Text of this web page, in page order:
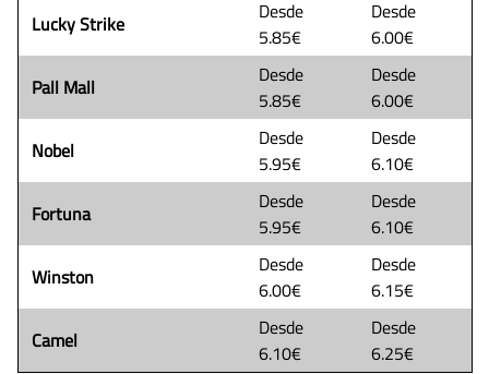
Lucky Strike
Desde
5.85€
Desde
6.00€
Pall Mall
Desde
5.85€
Desde
6.00€
Nobel
Desde
5.95€
Desde
6.10€
Fortuna
Desde
5.95€
Desde
6.10€
Winston
Desde
6.00€
Desde
6.15€
Camel
Desde
6.10€
Desde
6.25€